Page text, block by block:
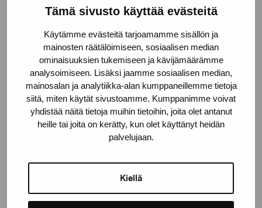
Tämä sivusto käyttää evästeitä
Käytämme evästeitä tarjoamamme sisällön ja
mainosten räätälöimiseen, sosiaalisen median
ominaisuuksien tukemiseen ja kävijämäärämme
analysoimiseen. Lisäksi jaamme sosiaalisen median,
mainosalan ja analytiikka-alan kumppaneillemme tietoja
siitä, miten käytät sivustoamme. Kumppanimme voivat
yhdistää näitä tietoja muihin tietoihin, joita olet antanut
heille tai joita on kerätty, kun olet käyttänyt heidän
palvelujaan.
Kiellä